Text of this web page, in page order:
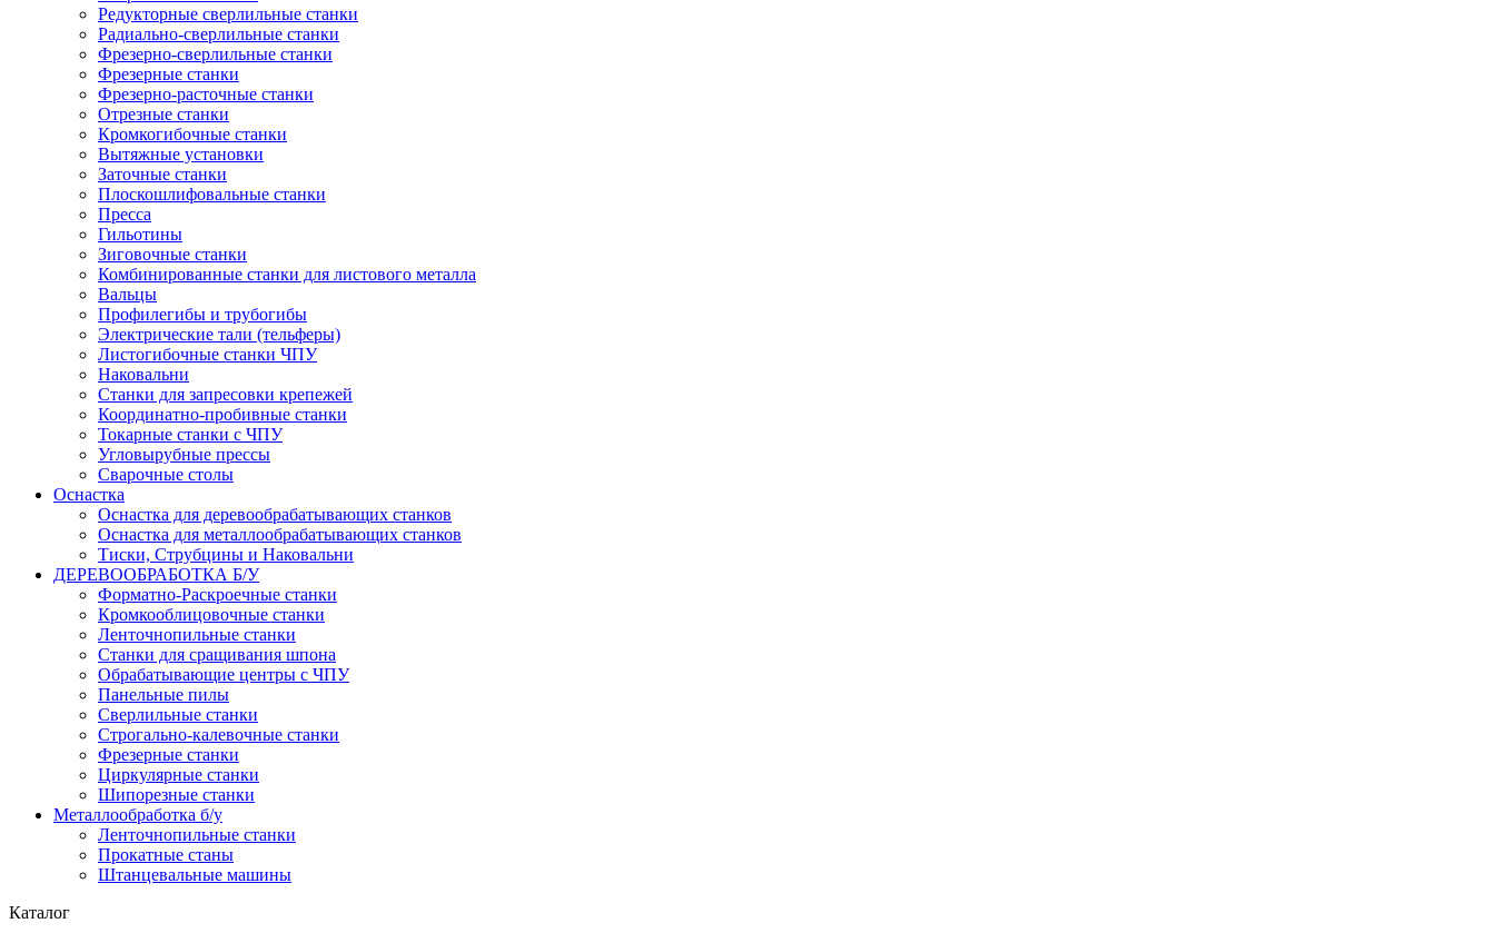
Редукторные сверлильные станки
Радиально-сверлильные станки
Фрезерно-сверлильные станки
Фрезерные станки
Фрезерно-расточные станки
Отрезные станки
Кромкогибочные станки
Вытяжные установки
Заточные станки
Плоскошлифовальные станки
Пресса
Гильотины
Зиговочные станки
Комбинированные станки для листового металла
Вальцы
Профилегибы и трубогибы
Электрические тали (тельферы)
Листогибочные станки ЧПУ
Наковальни
Станки для запресовки крепежей
Координатно-пробивные станки
Токарные станки с ЧПУ
Угловырубные прессы
Сварочные столы
Оснастка
Оснастка для деревообрабатывающих станков
Оснастка для металлообрабатывающих станков
Тиски, Струбцины и Наковальни
ДЕРЕВООБРАБОТКА Б/У
Форматно-Раскроечные станки
Кромкооблицовочные станки
Ленточнопильные станки
Станки для сращивания шпона
Обрабатывающие центры с ЧПУ
Панельные пилы
Сверлильные станки
Строгально-калевочные станки
Фрезерные станки
Циркулярные станки
Шипорезные станки
Металлообработка б/у
Ленточнопильные станки
Прокатные станы
Штанцевальные машины
Каталог